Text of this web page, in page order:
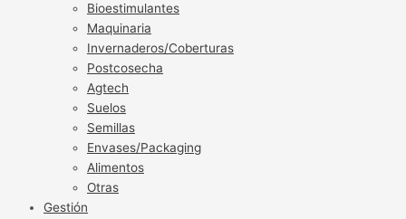
Bioestimulantes
Maquinaria
Invernaderos/Coberturas
Postcosecha
Agtech
Suelos
Semillas
Envases/Packaging
Alimentos
Otras
Gestión